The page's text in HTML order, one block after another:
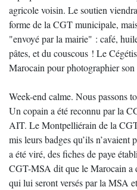
agricole voisin. Le soutien
forme de la CGT municipale,
"envoyé par la mairie" : café,
pâtes, et du couscous ! Le
Marocain pour photographier son
Week-end calme. Nous passons
Un copain a été reconnu par la
AIT. Le Montpelliérain de la
mis leurs badges qu’ils n’avaient
a été viré, des fiches de paye
CGT-MSA dit que le Marocain a
qui lui seront versés par la MSA